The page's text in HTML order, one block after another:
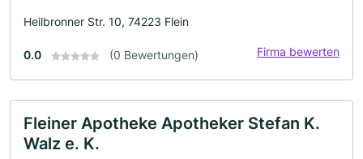
Heilbronner Str. 10, 74223 Flein
0.0 (0 Bewertungen) Firma bewerten
Fleiner Apotheke Apotheker Stefan K.
Walz e. K.